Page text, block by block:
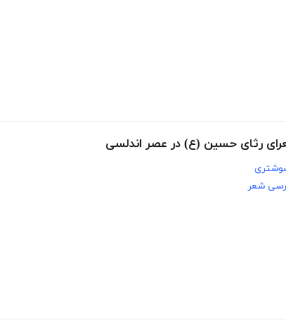
رثای حسین (ع) در عصر اندلسی
شعر